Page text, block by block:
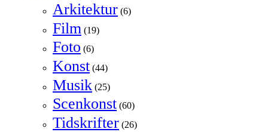
Arkitektur (6)
Film (19)
Foto (6)
Konst (44)
Musik (25)
Scenkonst (60)
Tidskrifter (26)